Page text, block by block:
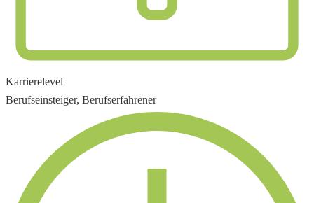
Karrierelevel
Berufseinsteiger, Berufserfahrener